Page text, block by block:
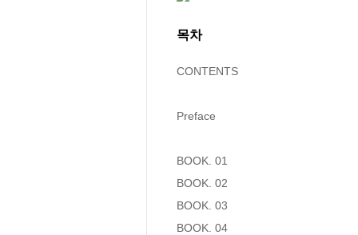
목차
CONTENTS
Preface
BOOK. 01
BOOK. 02
BOOK. 03
BOOK. 04